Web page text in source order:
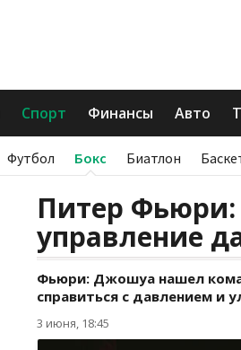
Спорт Финансы Авто
Футбол Бокс Биатлон
Питер
управление
Фьюри: Джошуа нашел
справиться с давлением и
3 июня, 18:45